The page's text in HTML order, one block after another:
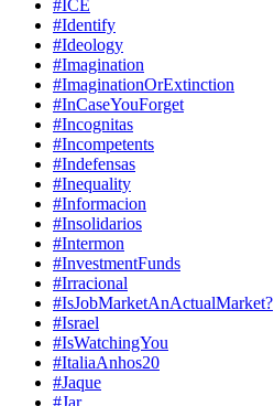
#ICE
#Identify
#Ideology
#Imagination
#ImaginationOrExtinction
#InCaseYouForget
#Incognitas
#Incompetents
#Indefensas
#Inequality
#Informacion
#Insolidarios
#Intermon
#InvestmentFunds
#Irracional
#IsJobMarketAnActualMarket?
#Israel
#IsWatchingYou
#ItaliaAnhos20
#Jaque